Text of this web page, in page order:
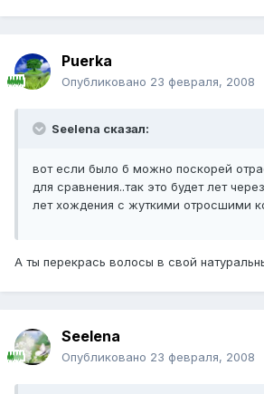
Puerka
Опубликовано 23 февраля, 2008
Seelena сказал:
вот если было б можно поскорей
для сравнения..так это будет лет
лет хождения с жуткими отросшими
А ты перекрась волосы в свой
Seelena
Опубликовано 23 февраля, 2008